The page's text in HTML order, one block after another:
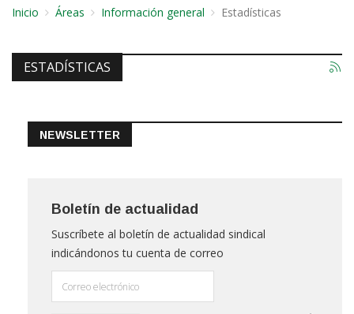
Inicio Áreas Información general Estadísticas
ESTADÍSTICAS
NEWSLETTER
Boletín de actualidad
Suscríbete al boletín de actualidad sindical
indicándonos tu cuenta de correo